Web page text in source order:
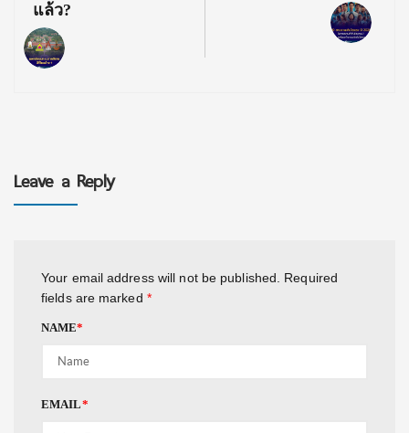
แล้ว?
Leave a Reply
Your email address will not be published.
Required
fields are marked *
NAME*
EMAIL*